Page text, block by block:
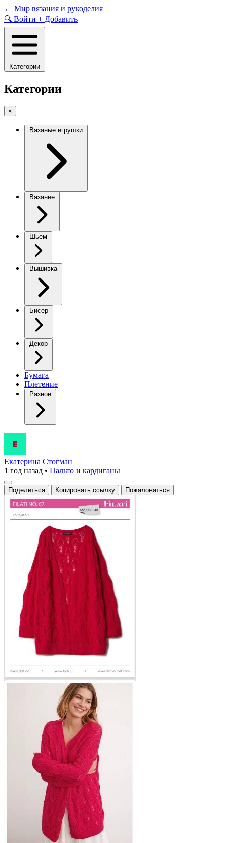
Skip
to
content
← Мир вязания и рукоделия
🔍 Войти + Добавить
Категории
Категории
×
Вязаные игрушки
Вязание
Шьем
Вышивка
Бисер
Декор
Бумага
Плетение
Разное
Эта
яркая
красная
кардиганная
модель
из
коллекции
привлекает
внимание
своим
уникальным
узором
легкостью
носке.
Екатерина Стогман
1 год назад • Пальто и кардиганы
Поделиться Копировать ссылку Пожаловаться